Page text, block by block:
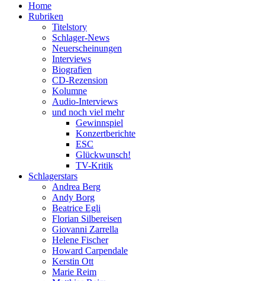
Home
Rubriken
Titelstory
Schlager-News
Neuerscheinungen
Interviews
Biografien
CD-Rezension
Kolumne
Audio-Interviews
und noch viel mehr
Gewinnspiel
Konzertberichte
ESC
Glückwunsch!
TV-Kritik
Schlagerstars
Andrea Berg
Andy Borg
Beatrice Egli
Florian Silbereisen
Giovanni Zarrella
Helene Fischer
Howard Carpendale
Kerstin Ott
Marie Reim